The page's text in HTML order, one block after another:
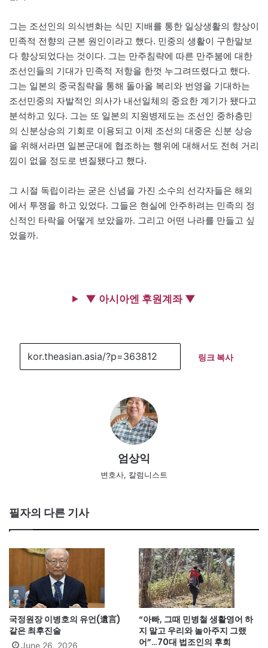
그는 조선인의 의식변화는 식민 지배를 통한 일상생활의 향상이
민족적 전향의 근본 원인이라고 했다. 민중의 생활이 구한말보
다 향상되었다는 것이다. 그는 만주침략에 따른 만주붐에 대한
조선인들의 기대가 민족적 저항을 한껏 누그려뜨렸다고 했다.
그는 일본의 중국침략을 통해 돌아올 복리와 번영을 기대하는
조선민중의 자발적인 의사가 내선일체의 중요한 계기가 됐다고
분석하고 있다. 그는 또 일본의 지원병제도는 조선인 중하층민
의 신분상승의 기회로 이용되고 이제 조선의 대중은 신분 상승
을 위해서라면 일본군대에 협조하는 행위에 대해서도 전혀 거리
낌이 없을 정도로 변질됐다고 했다.
그 시절 독립이라는 굳은 신념을 가진 소수의 선각자들은 해외
에서 투쟁을 하고 있었다. 그들은 현실에 안주하려는 민족의 정
신적인 타락을 어떻게 보았을까. 그리고 어떤 나라를 만들고 싶
었을까.
▼ 아시아엔 후원계좌 ▼
링크 복사
엄상익
변호사, 칼럼니스트
필자의 다른 기사
국정원장 이병호의 유언(遺言)
같은 최후진술
June 26, 2026
“아빠, 그때 민병철 생활영어 하
지 말고 우리와 놀아주지 그랬
어”…70대 법조인의 후회